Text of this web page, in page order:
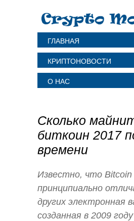
ГЛАВНАЯ
КРИПТОНОВОСТИ
О НАС
Сколько
биткоин 2017
времени
Известно, что
принципиально
других электронная
созданная в 2009